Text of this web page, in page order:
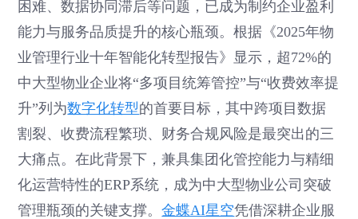
困难、数据协同滞后等问题，已成为制约企业盈利
能力与服务品质提升的核心瓶颈。根据《2025年物
业管理行业十年智能化转型报告》显示，超72%的
中大型物业企业将“多项目统筹管控”与“收费效率提
升”列为数字化转型的首要目标，其中跨项目数据
割裂、收费流程繁琐、财务合规风险是最突出的三
大痛点。在此背景下，兼具集团化管控能力与精细
化运营特性的ERP系统，成为中大型物业公司突破
管理瓶颈的关键支撑。金蝶AI星空凭借深耕企业服